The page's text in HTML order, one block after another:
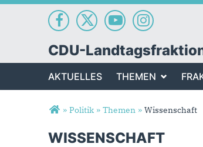
CDU-
AKTUELLES THEMEN
Sie sind hier
» Politik » Themen » Wissenschaft
WISSENSCHAFT